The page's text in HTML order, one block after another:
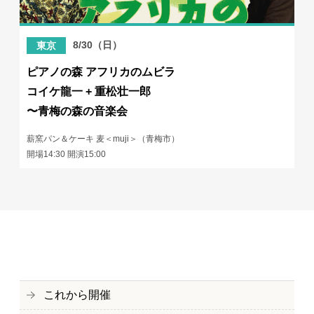
東京 8/30（日）
ピアノの森 アフリカのムビラ
コイケ龍一 + 重松壮一郎
〜青梅の森の音楽会
薪窯パン＆ケーキ 麦＜muji＞（青梅市）
開場14:30 開演15:00
これから開催